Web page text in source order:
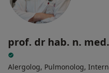
prof. dr hab. n.
Alergolog, Pulmonolog,